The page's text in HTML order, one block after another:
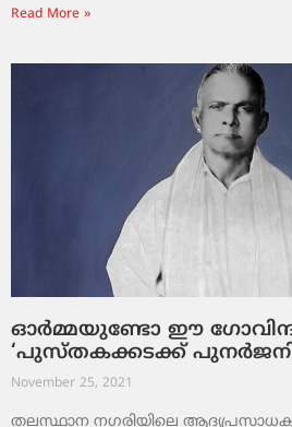
Read More »
ഓര്‍മ്മയുണ്ടോ ഈ
‘പുസ്തകക്കടക്ക്
November 25, 2021
തലസ്ഥാന നഗരിയിലെ ആദ്യപ്രസാധകന്‍